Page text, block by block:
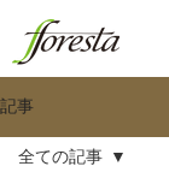
記事
全ての記事